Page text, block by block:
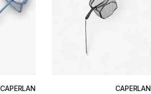
CAPERLAN
CAPERLAN